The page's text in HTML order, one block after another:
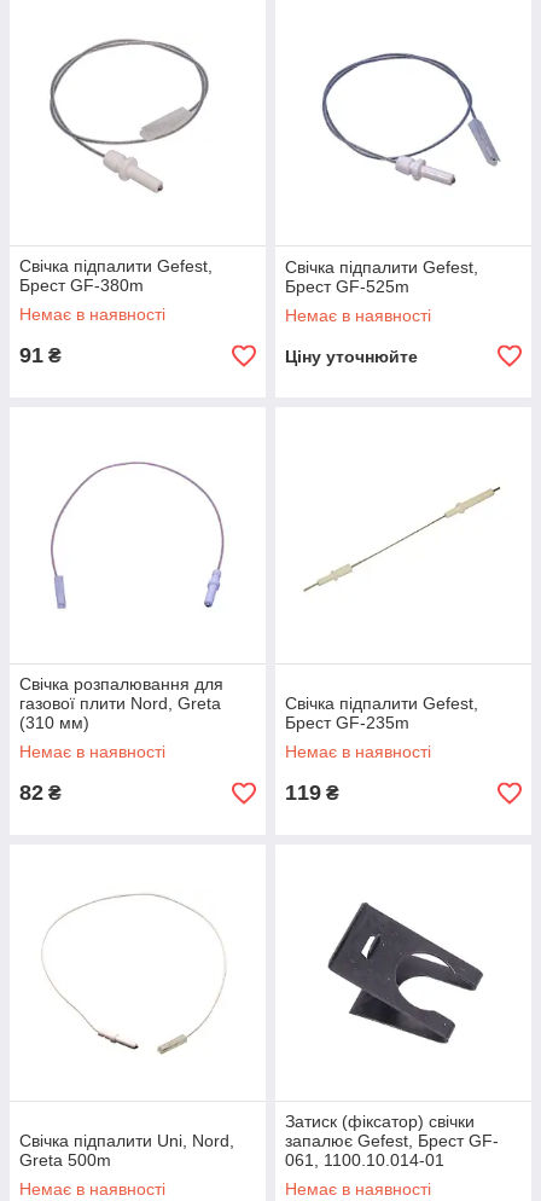
Свічка підпалити Gefest,
Брест GF-380m
Немає в наявності
91 ₴
Свічка підпалити Gefest,
Брест GF-525m
Немає в наявності
Ціну уточнюйте
Свічка розпалювання для
газової плити Nord, Greta
(310 мм)
Немає в наявності
82 ₴
Свічка підпалити Gefest,
Брест GF-235m
Немає в наявності
119 ₴
Свічка підпалити Uni, Nord,
Greta 500m
Немає в наявності
Затиск (фіксатор) свічки
запалює Gefest, Брест GF-
061, 1100.10.014-01
Немає в наявності